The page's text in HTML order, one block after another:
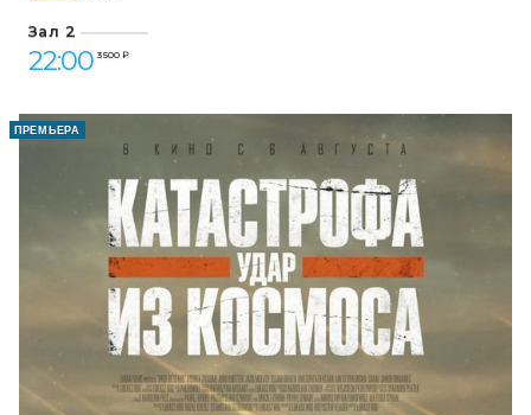
Зал 2
22:00 3 500 ₽
ПРЕМЬЕРА